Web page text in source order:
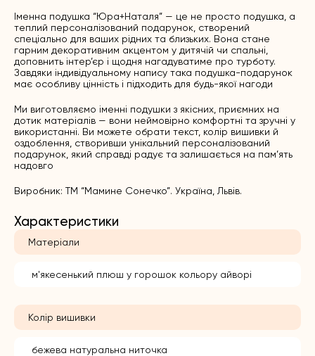
Іменна подушка “Юра+Наталя” — це не просто подушка, а
теплий персоналізований подарунок, створений
спеціально для ваших рідних та близьких. Вона стане
гарним декоративним акцентом у дитячій чи спальні,
доповнить інтер’єр і щодня нагадуватиме про турботу.
Завдяки індивідуальному напису така подушка-подарунок
має особливу цінність і підходить для будь-якої нагоди
Ми виготовляємо іменні подушки з якісних, приємних на
дотик матеріалів — вони неймовірно комфортні та зручні у
використанні. Ви можете обрати текст, колір вишивки й
оздоблення, створивши унікальний персоналізований
подарунок, який справді радує та залишається на пам’ять
надовго
Виробник: ТМ “Мамине Сонечко”. Україна, Львів.
Характеристики
Матеріали
м'якесенький плюш у горошок кольору айворі
Колір вишивки
бежева натуральна ниточка